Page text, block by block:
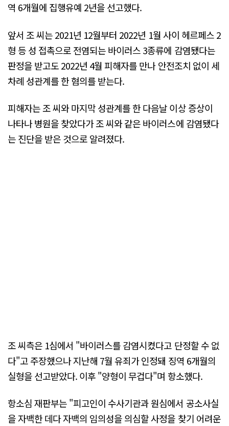
역 6개월에 집행유예 2년을 선고했다.
앞서 조 씨는 2021년 12월부터 2022년 1월 사이 헤르페스 2
형 등 성 접촉으로 전염되는 바이러스 3종류에 감염됐다는
판정을 받고도 2022년 4월 피해자를 만나 안전조치 없이 세
차례 성관계를 한 혐의를 받는다.
피해자는 조 씨와 마지막 성관계를 한 다음날 이상 증상이
나타나 병원을 찾았다가 조 씨와 같은 바이러스에 감염됐다
는 진단을 받은 것으로 알려졌다.
조 씨측은 1심에서 "바이러스를 감염시켰다고 단정할 수 없
다"고 주장했으나 지난해 7월 유죄가 인정돼 징역 6개월의
실형을 선고받았다. 이후 "양형이 무겁다"며 항소했다.
항소심 재판부는 "피고인이 수사기관과 원심에서 공소사실
을 자백한 데다 자백의 임의성을 의심할 사정을 찾기 어려운